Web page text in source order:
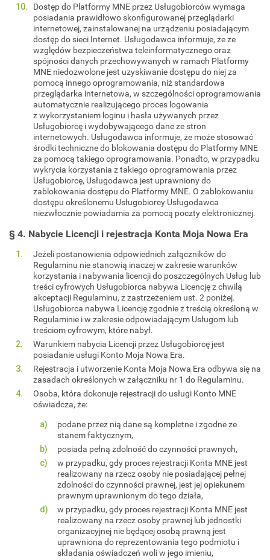
Dostęp do Platformy MNE przez Usługobiorców wymaga
posiadania prawidłowo skonfigurowanej przeglądarki
internetowej, zainstalowanej na urządzeniu posiadającym
dostęp do sieci Internet. Usługodawca informuje, że ze
względów bezpieczeństwa teleinformatycznego oraz
spójności danych przechowywanych w ramach Platformy
MNE niedozwolone jest uzyskiwanie dostępu do niej za
pomocą innego oprogramowania, niż standardowa
przeglądarka internetowa, w szczególności oprogramowania
automatycznie realizującego proces logowania
z wykorzystaniem loginu i hasła używanych przez
Usługobiorcę i wydobywającego dane ze stron
internetowych. Usługodawca informuje, że może stosować
środki techniczne do blokowania dostępu do Platformy MNE
za pomocą takiego oprogramowania. Ponadto, w przypadku
wykrycia korzystania z takiego oprogramowania przez
Usługobiorcę, Usługodawca jest uprawniony do
zablokowania dostępu do Platformy MNE. O zablokowaniu
dostępu określonemu Usługobiorcy Usługodawca
niezwłocznie powiadamia za pomocą poczty elektronicznej.
§ 4. Nabycie Licencji i rejestracja Konta Moja Nowa Era
Jeżeli postanowienia odpowiednich załączników do
Regulaminu nie stanowią inaczej w zakresie warunków
korzystania i nabywania licencji do poszczególnych Usług lub
treści cyfrowych Usługobiorca nabywa Licencję z chwilą
akceptacji Regulaminu, z zastrzeżeniem ust. 2 poniżej.
Usługobiorca nabywa Licencję zgodnie z treścią określoną w
Regulaminie i w zakresie odpowiadającym Usługom lub
treściom cyfrowym, które nabył.
Warunkiem nabycia Licencji przez Usługobiorcę jest
posiadanie usługi Konto Moja Nowa Era.
Rejestracja i utworzenie Konta Moja Nowa Era odbywa się na
zasadach określonych w załączniku nr 1 do Regulaminu.
Osoba, która dokonuje rejestracji do usługi Konto MNE
oświadcza, że:
podane przez nią dane są kompletne i zgodne ze
stanem faktycznym,
posiada pełną zdolność do czynności prawnych,
w przypadku, gdy proces rejestracji Konta MNE jest
realizowany na rzecz osoby nie posiadającej pełnej
zdolności do czynności prawnej, jest jej opiekunem
prawnym uprawnionym do tego działa,
w przypadku, gdy proces rejestracji Konta MNE jest
realizowany na rzecz osoby prawnej lub jednostki
organizacyjnej nie będącej osobą prawną jest
uprawniona do reprezentowania tego podmiotu i
składania oświadczeń woli w jego imieniu,